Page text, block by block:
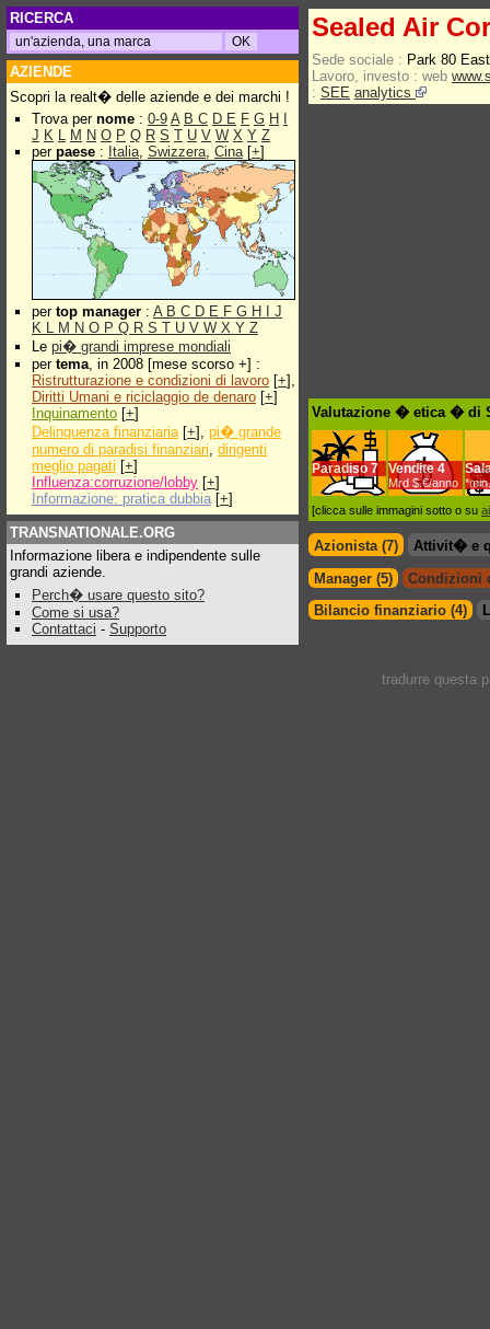
RICERCA
AZIENDE
Scopri la realt� delle aziende e dei marchi !
Trova per nome : 0-9 A B C D E F G H
J K L M N O P Q R S T U V W X Y Z
per paese : Italia, Swizzera, Cina[+]
per top manager : A B C D E F G H
J
K L M N O P Q R S T U V W X Y Z
Le pi� grandi imprese mondiali
per tema, in 2008 [mese scorso +] :
Ristrutturazione e condizioni di lavoro [+],
Diritti Umani e riciclaggio de denaro [+]
Inquinamento [+]
Delinquenza finanziaria[+], pi� grande
numero di paradisi finanziari, dirigenti
meglio pagati [+]
Influenza:corruzione/lobby [+]
Informazione: pratica dubbia [+]
TRANSNATIONALE.ORG
Informazione libera e indipendente sulle
grandi aziende.
Perch� usare questo sito?
Come si usa?
Contattaci - Supporto
Sealed Air
Sede sociale : Park 80
Lavoro, investo : web
: SEE analytics
Valutazione � etica � di
Paradiso 7 Vendite 4
Mrd $.€/anno *min.
[clicca sulle immagini sotto o su
Azionista (7)
Attivit� e
Manager (5)
Condizioni
Bilancio finanziario (4)
tradurre questa